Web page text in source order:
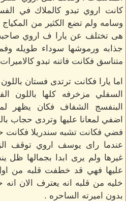
كانت اروي تبدو كالملاك في
وسامه ولم تضع الكثير من المكياج
هى تختلف عن يارا ف اروي صاحبه
جذابه ورموشها سوداء طويله
متناسق فكانت فاتنه تبدو
اما يارا فكانت ترتدى فستان
السفلي مزخرفه كلها باللون
البنفسج الشفاف فكان يظهر
اضفي لمعانا عليها وتردى حجاب
فضي فكانت تشبه سندريلا فكانت
عندما راى يوسف اروي توقف
غيرها ولم يرى ابدا بجمالها ظل
عليها فهي قد خطفت قلبه من
خليه من قلبه انه يعترف الان انه
بدون اميرته الساحره .